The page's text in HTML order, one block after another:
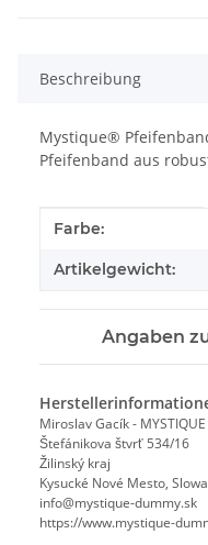
Beschreibung
Mystique®
Pfeifenband aus
Produkteigenschaft
Wert
Farbe:
Artikelgewicht:
Angaben
Miroslav Gacík -
Štefánikova štvrť 534/16
Žilinský kraj
Kysucké Nové Mesto,
info@mystique-dummy.sk
https://www.mystique-